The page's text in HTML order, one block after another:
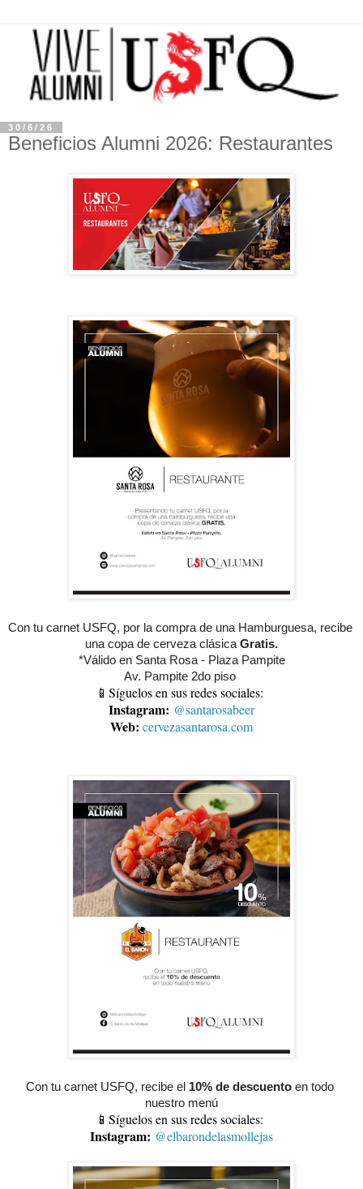
30/6/26
Beneficios Alumni 2026: Restaurantes
Con tu carnet USFQ, por la compra de una Hamburguesa, recibe
una copa de cerveza clásica Gratis.
*Válido en Santa Rosa - Plaza Pampite
Av. Pampite 2do piso
📱Síguelos en sus redes sociales:
Instagram: @santarosabeer
Web: cervezasantarosa.com
Con tu carnet USFQ, recibe el 10% de descuento en todo
nuestro menú
📱Síguelos en sus redes sociales:
Instagram: @elbarondelasmollejas